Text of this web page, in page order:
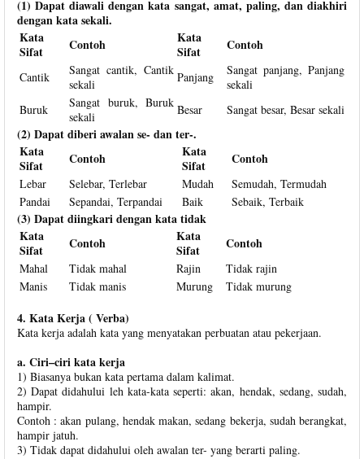
(1) Dapat diawali dengan kata sangat, amat, paling, dan diakhiri
dengan kata sekali.
Kata
Sifat
Contoh
Kata
Sifat
Contoh
Cantik
Sangat cantik, Cantik
sekali
Panjang
Sangat panjang, Panjang
sekali
Buruk
Sangat buruk, Buruk
sekali
Besar Sangat besar, Besar sekali
(2) Dapat diberi awalan se- dan ter-.
Kata
Sifat
Contoh
Kata
Sifat
Contoh
Lebar Selebar, Terlebar Mudah
Semudah, Termudah
Pandai
Sepandai, Terpandai Baik Sebaik, Terbaik
(3) Dapat diingkari dengan kata tidak
Kata
Sifat
Contoh
Kata
Sifat
Contoh
Mahal Tidak mahal Rajin
Tidak rajin
Manis
Tidak manis Murung Tidak murung
4. Kata Kerja ( Verba)
Kata kerja adalah kata yang menyatakan perbuatan atau pekerjaan.
a. Ciri–ciri kata kerja
1) Biasanya bukan kata pertama dalam kalimat.
2) Dapat didahului leh kata-kata seperti: akan, hendak, sedang, sudah,
hampir.
Contoh : akan pulang, hendak makan, sedang bekerja, sudah berangkat,
hampir jatuh.
3) Tidak dapat didahului oleh awalan ter- yang berarti paling.